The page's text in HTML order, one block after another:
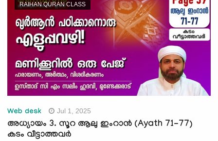
RAIHAN QURAN CLASS
Web desk Jul 1, 2025
അധ്യായം 3. സൂറ ആലു ഇംറാന്‍ (Ayath 71-77)
കടം വീട്ടാത്തവർ